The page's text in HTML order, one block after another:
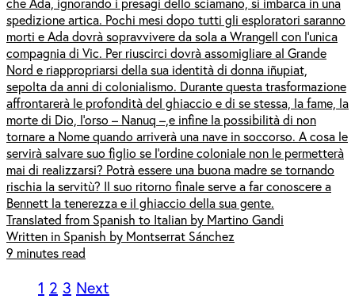
spedizione artica. Pochi mesi dopo tutti gli esploratori saranno
morti e Ada dovrà sopravvivere da sola a Wrangell con l’unica
compagnia di Vic. Per riuscirci dovrà assomigliare al Grande
Nord e riappropriarsi della sua identità di donna iñupiat,
sepolta da anni di colonialismo. Durante questa trasformazione
affrontarerà le profondità del ghiaccio e di se stessa, la fame, la
morte di Dio, l’orso – Nanuq –,e infine la possibilità di non
tornare a Nome quando arriverà una nave in soccorso. A cosa le
servirà salvare suo figlio se l’ordine coloniale non le permetterà
mai di realizzarsi? Potrà essere una buona madre se tornando
rischia la servitù? Il suo ritorno finale serve a far conoscere a
Bennett la tenerezza e il ghiaccio della sua gente.
Translated from Spanish to Italian by Martino Gandi
Written in Spanish by Montserrat Sánchez
9 minutes read
1 2 3 Next